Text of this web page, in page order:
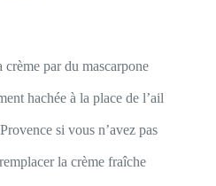
par du mascarpone
hachée à la place de l’ail
si vous n’avez pas
la crème fraîche